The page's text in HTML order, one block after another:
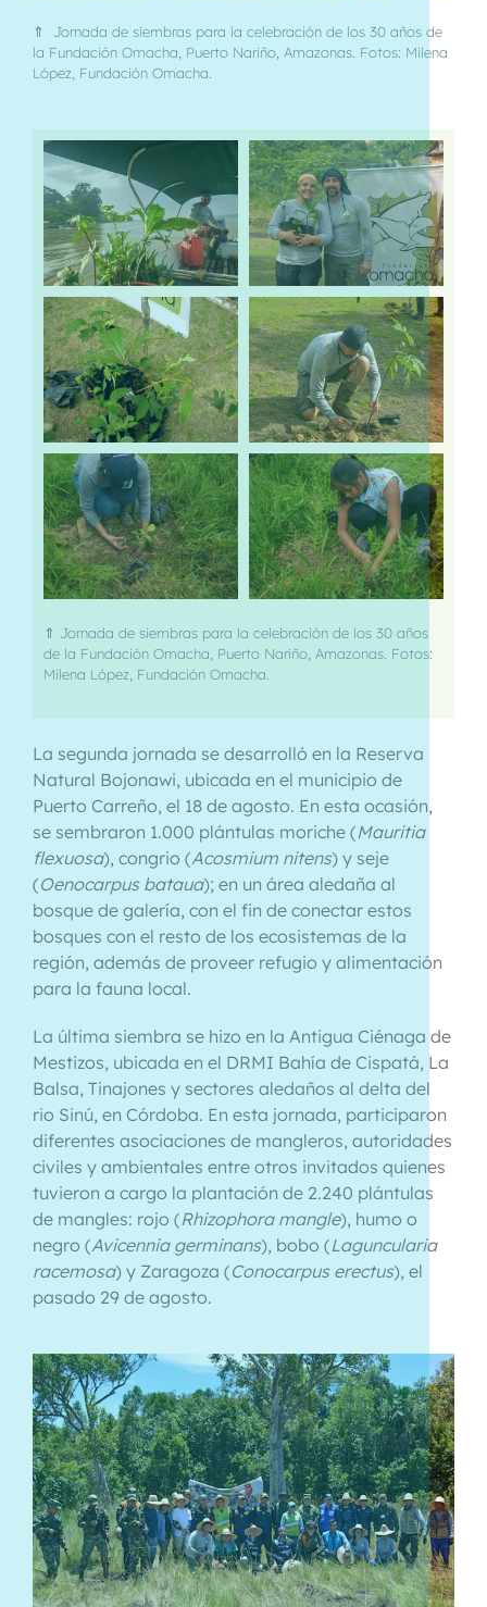
⇑ Jornada de siembras para la celebración de los 30 años de
la Fundación Omacha, Puerto Nariño, Amazonas. Fotos: Milena
López, Fundación Omacha.
⇑ Jornada de siembras para la celebración de los 30 años
de la Fundación Omacha, Puerto Nariño, Amazonas. Fotos:
Milena López, Fundación Omacha.
La segunda jornada se desarrolló en la Reserva
Natural Bojonawi, ubicada en el municipio de
Puerto Carreño, el 18 de agosto. En esta ocasión,
se sembraron 1.000 plántulas moriche (Mauritia
flexuosa), congrio (Acosmium nitens) y seje
(Oenocarpus bataua); en un área aledaña al
bosque de galería, con el fin de conectar estos
bosques con el resto de los ecosistemas de la
región, además de proveer refugio y alimentación
para la fauna local.
La última siembra se hizo en la Antigua Ciénaga de
Mestizos, ubicada en el DRMI Bahía de Cispatá, La
Balsa, Tinajones y sectores aledaños al delta del
rio Sinú, en Córdoba. En esta jornada, participaron
diferentes asociaciones de mangleros, autoridades
civiles y ambientales entre otros invitados quienes
tuvieron a cargo la plantación de 2.240 plántulas
de mangles: rojo (Rhizophora mangle), humo o
negro (Avicennia germinans), bobo (Laguncularia
racemosa) y Zaragoza (Conocarpus erectus), el
pasado 29 de agosto.